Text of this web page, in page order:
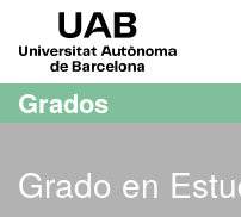
Acceso al contenido principal
Acceso a la navegación de la
Grados
Grado en